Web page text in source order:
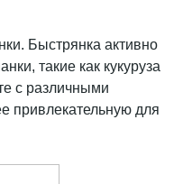
Быстрянка активно
такие как кукуруза
с различными
привлекательную для